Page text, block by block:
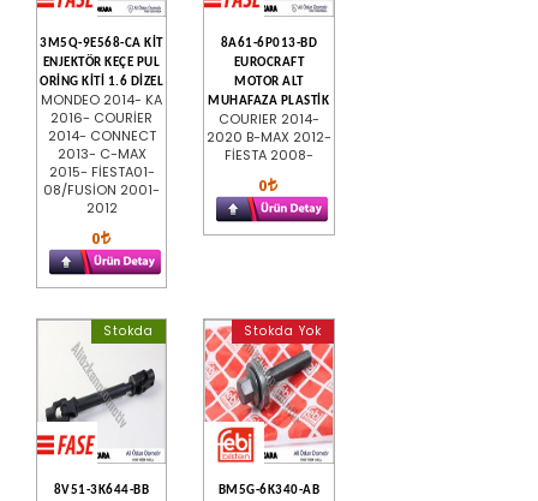
3M5Q-9E568-CA KİT
ENJEKTÖR KEÇE PUL
ORİNG KİTİ 1.6 DİZEL
MONDEO 2014- KA
2016- COURİER
2014- CONNECT
2013- C-MAX
2015- FİESTA01-
08/FUSİON 2001-
2012
0
8A61-6P013-BD
EUROCRAFT
MOTOR ALT
MUHAFAZA PLASTİK
COURIER 2014-
2020 B-MAX 2012-
FİESTA 2008-
0
Stokda
8V51-3K644-BB
Stokda Yok
BM5G-6K340-AB